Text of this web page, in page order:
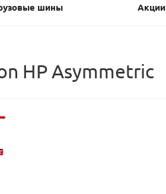
шины Акции
HP Asymmetric